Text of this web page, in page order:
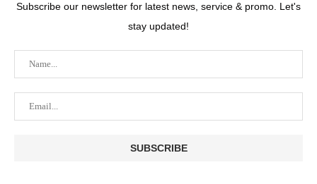
Subscribe our newsletter for latest news, service & promo. Let's
stay updated!